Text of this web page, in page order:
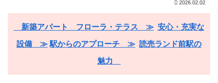
2026.02.02
新築アパート フローラ・テラス ≫ 安心・充実な
設備 ≫ 駅からのアプローチ ≫ 読売ランド前駅の
魅力